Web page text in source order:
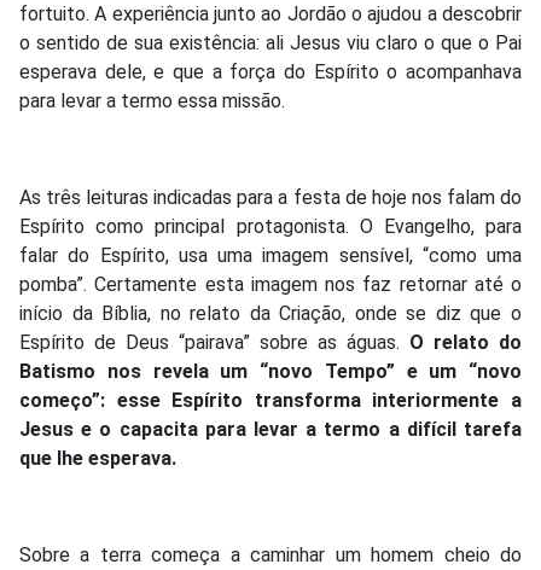
fortuito. A experiência junto ao Jordão o ajudou a descobrir
o sentido de sua existência: ali Jesus viu claro o que o Pai
esperava dele, e que a força do Espírito o acompanhava
para levar a termo essa missão.
As três leituras indicadas para a festa de hoje nos falam do
Espírito como principal protagonista. O Evangelho, para
falar do Espírito, usa uma imagem sensível, “como uma
pomba”. Certamente esta imagem nos faz retornar até o
início da Bíblia, no relato da Criação, onde se diz que o
Espírito de Deus “pairava” sobre as águas. O relato do
Batismo nos revela um “novo Tempo” e um “novo
começo”: esse Espírito transforma interiormente a
Jesus e o capacita para levar a termo a difícil tarefa
que lhe esperava.
Sobre a terra começa a caminhar um homem cheio do